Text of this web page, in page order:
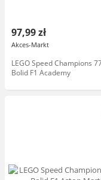
97,99 zł
Akces-Markt
LEGO Speed Champions
Bolid F1 Academy